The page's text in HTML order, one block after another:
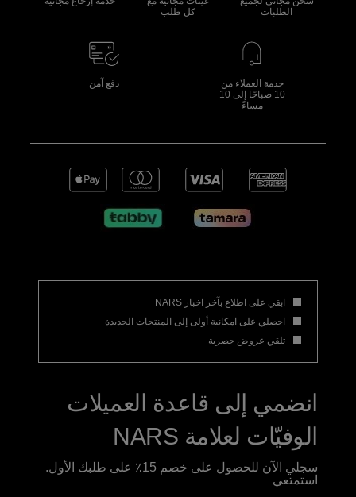
الطلبات
كل طلب
خدمة العملاء من
10 صباحًا إلى 10
مساءً
دفع آمن
ابقي على اطلاع بآخر اخبار NARS
احصلي على امكانية أولى إلى المنتجات الجديدة
تلقي عروض حصرية
انضمي إلى قاعدة العميلات
الوفيّات لعلامة NARS
سجلي الآن للحصول على خصم 15٪ على طلبك الأول.
استمتعي